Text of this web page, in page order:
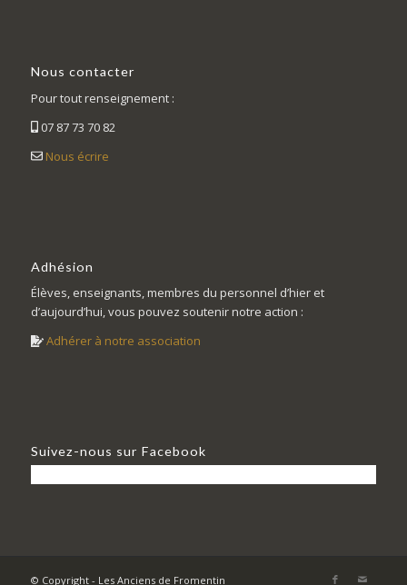
Nous contacter
Pour tout renseignement :
07 87 73 70 82
Nous écrire
Adhésion
Élèves, enseignants, membres du personnel d’hier et
d’aujourd’hui, vous pouvez soutenir notre action :
Adhérer à notre association
Suivez-nous sur Facebook
© Copyright - Les Anciens de Fromentin